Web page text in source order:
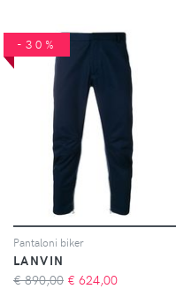
-30%
Pantaloni biker
LANVIN
€ 890,00 € 624,00